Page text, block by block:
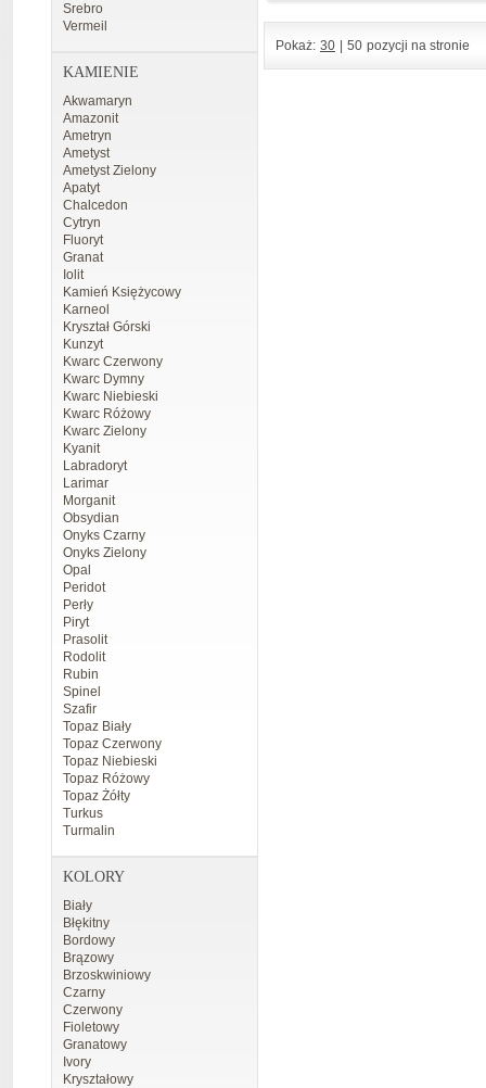
Srebro
Vermeil
KAMIENIE
Akwamaryn
Amazonit
Ametryn
Ametyst
Ametyst Zielony
Apatyt
Chalcedon
Cytryn
Fluoryt
Granat
Iolit
Kamień Księżycowy
Karneol
Kryształ Górski
Kunzyt
Kwarc Czerwony
Kwarc Dymny
Kwarc Niebieski
Kwarc Różowy
Kwarc Zielony
Kyanit
Labradoryt
Larimar
Morganit
Obsydian
Onyks Czarny
Onyks Zielony
Opal
Peridot
Perły
Piryt
Prasolit
Rodolit
Rubin
Spinel
Szafir
Topaz Biały
Topaz Czerwony
Topaz Niebieski
Topaz Różowy
Topaz Żółty
Turkus
Turmalin
KOLORY
Biały
Błękitny
Bordowy
Brązowy
Brzoskwiniowy
Czarny
Czerwony
Fioletowy
Granatowy
Ivory
Kryształowy
Pokaż: 30 50 pozycji na stronie